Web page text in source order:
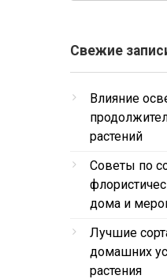
Свежие
Влияние
растений
Советы по
дома и
Лучшие
домашних
растения